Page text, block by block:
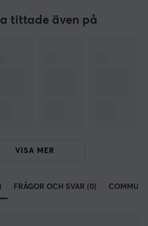
tittade även på
VISA MER
FRÅGOR OCH SVAR (0)